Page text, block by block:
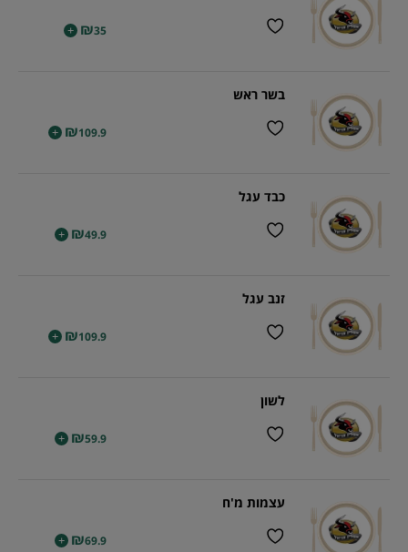
₪35
+
בשר ראש
₪109.9
+
כבד עגל
₪49.9
+
זנב עגל
₪109.9
+
לשון
₪59.9
+
עצמות מ'ח
₪69.9
+